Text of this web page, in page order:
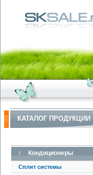
КАТАЛОГ ПРОДУКЦИИ
Кондиционеры
Сплит системы